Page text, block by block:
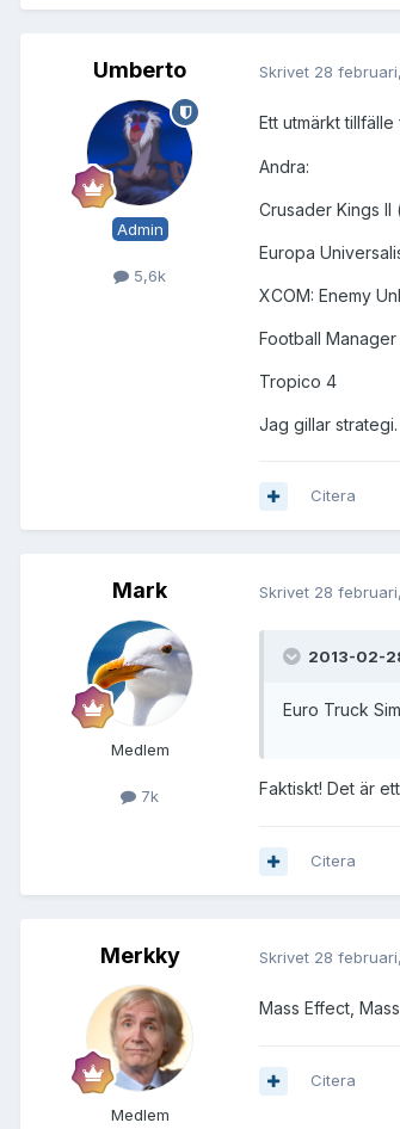
Umberto
Admin
5,6k
Skrivet 28
Ett utmärkt
Andra:
Crusader Kings II
Europa
XCOM: Enemy
Football Manager
Tropico 4
Jag gillar strategi.
Citera
Mark
Medlem
7k
Skrivet 28
2013-02-
Euro Truck
Faktiskt! Det är
Citera
Merkky
Medlem
Skrivet 28
Mass Effect,
Citera